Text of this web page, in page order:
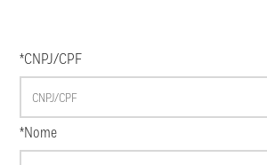
*CNPJ/CPF
*Nome